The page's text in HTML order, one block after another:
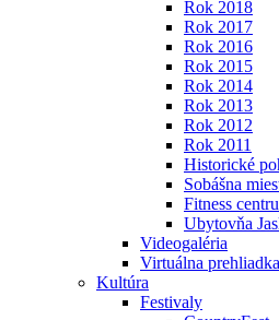
Rok 2018
Rok 2017
Rok 2016
Rok 2015
Rok 2014
Rok 2013
Rok 2012
Rok 2011
Historické
Sobášna
Fitness
Ubytovňa
Videogaléria
Virtuálna prehliadka
Kultúra
Festivaly